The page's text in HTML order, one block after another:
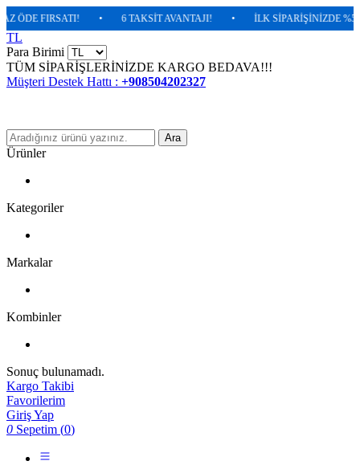
FIRSATI! • 6 TAKSİT AVANTAJI! • İLK SİPARİŞİNİZDE %5
TL
Para Birimi
TÜM SİPARİŞLERİNİZDE KARGO BEDAVA!!!
Müşteri Destek Hattı : +908504202327
Ara
Ürünler
Kategoriler
Markalar
Kombinler
Sonuç bulunamadı.
Kargo Takibi
Favorilerim
Giriş Yap
0 Sepetim (0)